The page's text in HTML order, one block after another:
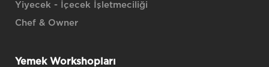
Yiyecek - İçecek İşletmeciliği
Chef & Owner
Yemek Workshopları